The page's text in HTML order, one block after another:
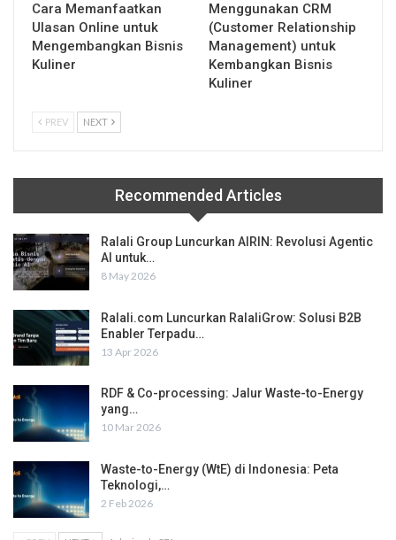
Cara Memanfaatkan
Ulasan Online untuk
Mengembangkan Bisnis
Kuliner
Menggunakan CRM
(Customer Relationship
Management) untuk
Kembangkan Bisnis
Kuliner
PREV NEXT
Recommended Articles
Ralali Group Luncurkan AIRIN: Revolusi Agentic
AI untuk…
8 May 2026
Ralali.com Luncurkan RalaliGrow: Solusi B2B
Enabler Terpadu…
13 Apr 2026
RDF & Co-processing: Jalur Waste-to-Energy
yang…
10 Mar 2026
Waste-to-Energy (WtE) di Indonesia: Peta
Teknologi,…
2 Feb 2026